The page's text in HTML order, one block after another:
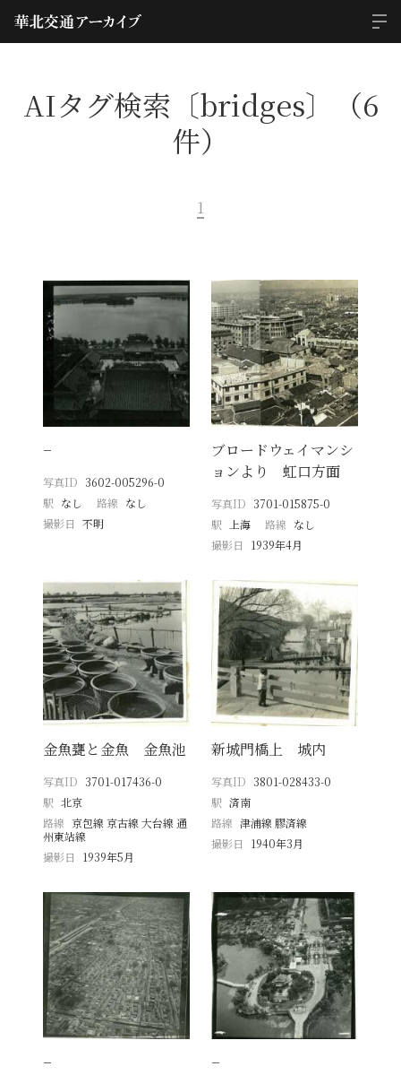
AIタグ検索〔bridges〕（6
件）
1
−
写真ID 3602-005296-0
駅 なし 路線 なし
撮影日
不明
ブロードウェイマンシ
ョンより 虹口方面
写真ID 3701-015875-0
駅
上海 路線 なし
撮影日
1939年4月
金魚甕と金魚 金魚池
写真ID 3701-017436-0
駅 北京
路線 京包線 京古線 大台線 通
州東站線
撮影日
1939年5月
新城門橋上 城内
写真ID 3801-028433-0
駅 済南
路線 津浦線 膠済線
撮影日
1940年3月
− −